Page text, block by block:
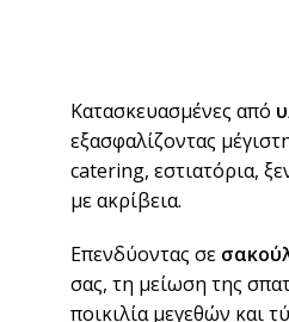
Κατασκευασμένες από
εξασφαλίζοντας
catering, εστιατόρια,
με ακρίβεια.
Επενδύοντας σε
σας, τη μείωση της
ποικιλία μεγεθών και